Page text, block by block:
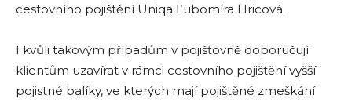
cestovního pojištění Uniqa Ľubomíra Hricová.
I kvůli takovým případům v pojišťovně doporučují
klientům uzavírat v rámci cestovního pojištění vyšší
pojistné balíky, ve kterých mají pojištěné zmeškání